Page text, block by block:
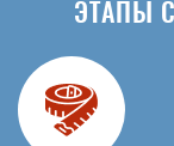
ЭТАПЫ